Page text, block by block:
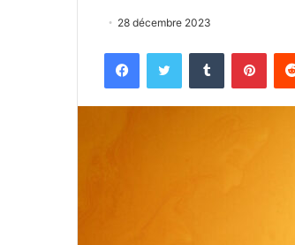
28 décembre 2023
FacebookTwitter Tumblr